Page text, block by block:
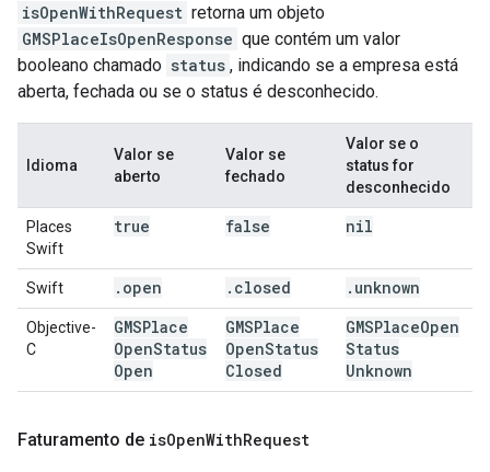
isOpenWithRequest retorna um objeto
GMSPlaceIsOpenResponse que contém um valor
booleano chamado status , indicando se a empresa está
aberta, fechada ou se o status é desconhecido.
Idioma
Valor se
aberto
Valor se
fechado
Valor se o
status for
desconhecido
Places
Swift
true false nil
Swift . open . closed . unknown
Objective-
C
GMSPlace
OpenStatus
Open
GMSPlace
OpenStatus
Closed
GMSPlaceOpen
Status
Unknown
Faturamento de isOpenWithRequest